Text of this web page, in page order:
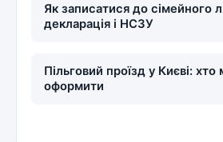
Як записатися до сімейного
декларація і НСЗУ
Пільговий проїзд у Києві: хто
оформити